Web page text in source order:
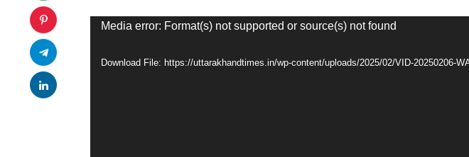
Video
Media error: Format(s) not supported or source(s) not found
Download File: https://uttarakhandtimes.in/wp-content/uploads/2025/02/VID-20250206-